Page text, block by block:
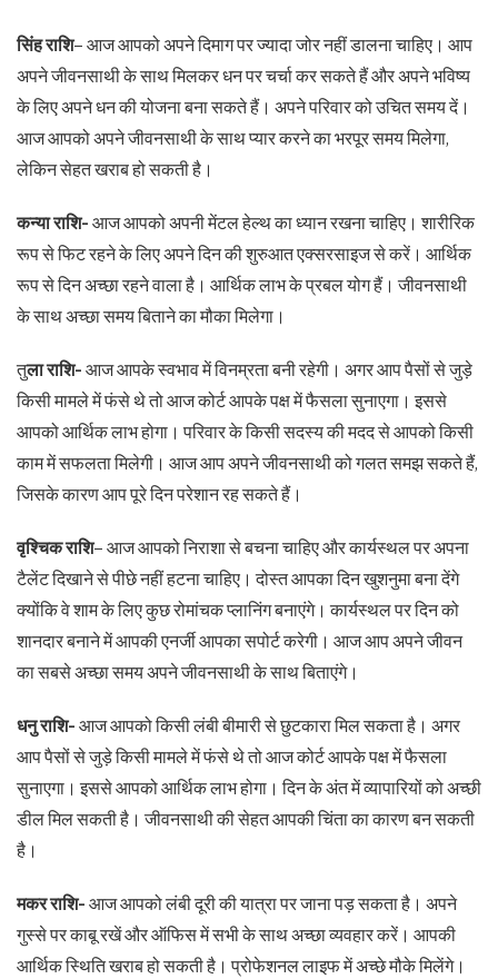
सिंह राशि– आज आपको अपने दिमाग पर ज्यादा जोर नहीं डालना चाहिए। आप
अपने जीवनसाथी के साथ मिलकर धन पर चर्चा कर सकते हैं और अपने भविष्य
के लिए अपने धन की योजना बना सकते हैं। अपने परिवार को उचित समय दें।
आज आपको अपने जीवनसाथी के साथ प्यार करने का भरपूर समय मिलेगा,
लेकिन सेहत खराब हो सकती है।
कन्या राशि- आज आपको अपनी मेंटल हेल्थ का ध्यान रखना चाहिए। शारीरिक
रूप से फिट रहने के लिए अपने दिन की शुरुआत एक्सरसाइज से करें। आर्थिक
रूप से दिन अच्छा रहने वाला है। आर्थिक लाभ के प्रबल योग हैं। जीवनसाथी
के साथ अच्छा समय बिताने का मौका मिलेगा।
तुला राशि- आज आपके स्वभाव में विनम्रता बनी रहेगी। अगर आप पैसों से जुड़े
किसी मामले में फंसे थे तो आज कोर्ट आपके पक्ष में फैसला सुनाएगा। इससे
आपको आर्थिक लाभ होगा। परिवार के किसी सदस्य की मदद से आपको किसी
काम में सफलता मिलेगी। आज आप अपने जीवनसाथी को गलत समझ सकते हैं,
जिसके कारण आप पूरे दिन परेशान रह सकते हैं।
वृश्चिक राशि– आज आपको निराशा से बचना चाहिए और कार्यस्थल पर अपना
टैलेंट दिखाने से पीछे नहीं हटना चाहिए। दोस्त आपका दिन खुशनुमा बना देंगे
क्योंकि वे शाम के लिए कुछ रोमांचक प्लानिंग बनाएंगे। कार्यस्थल पर दिन को
शानदार बनाने में आपकी एनर्जी आपका सपोर्ट करेगी। आज आप अपने जीवन
का सबसे अच्छा समय अपने जीवनसाथी के साथ बिताएंगे।
धनु राशि- आज आपको किसी लंबी बीमारी से छुटकारा मिल सकता है। अगर
आप पैसों से जुड़े किसी मामले में फंसे थे तो आज कोर्ट आपके पक्ष में फैसला
सुनाएगा। इससे आपको आर्थिक लाभ होगा। दिन के अंत में व्यापारियों को अच्छी
डील मिल सकती है। जीवनसाथी की सेहत आपकी चिंता का कारण बन सकती
है।
मकर राशि- आज आपको लंबी दूरी की यात्रा पर जाना पड़ सकता है। अपने
गुस्से पर काबू रखें और ऑफिस में सभी के साथ अच्छा व्यवहार करें। आपकी
आर्थिक स्थिति खराब हो सकती है। प्रोफेशनल लाइफ में अच्छे मौके मिलेंगे।